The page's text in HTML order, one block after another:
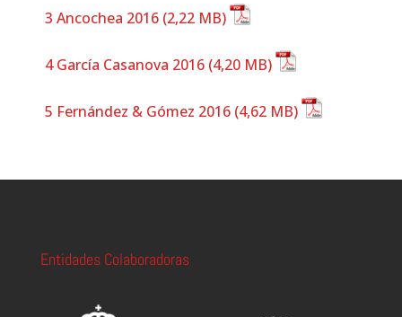
3 Ancochea 2016
4 García Casanova 2016
5 Fernández & Gómez 2016
Entidades Colaboradoras